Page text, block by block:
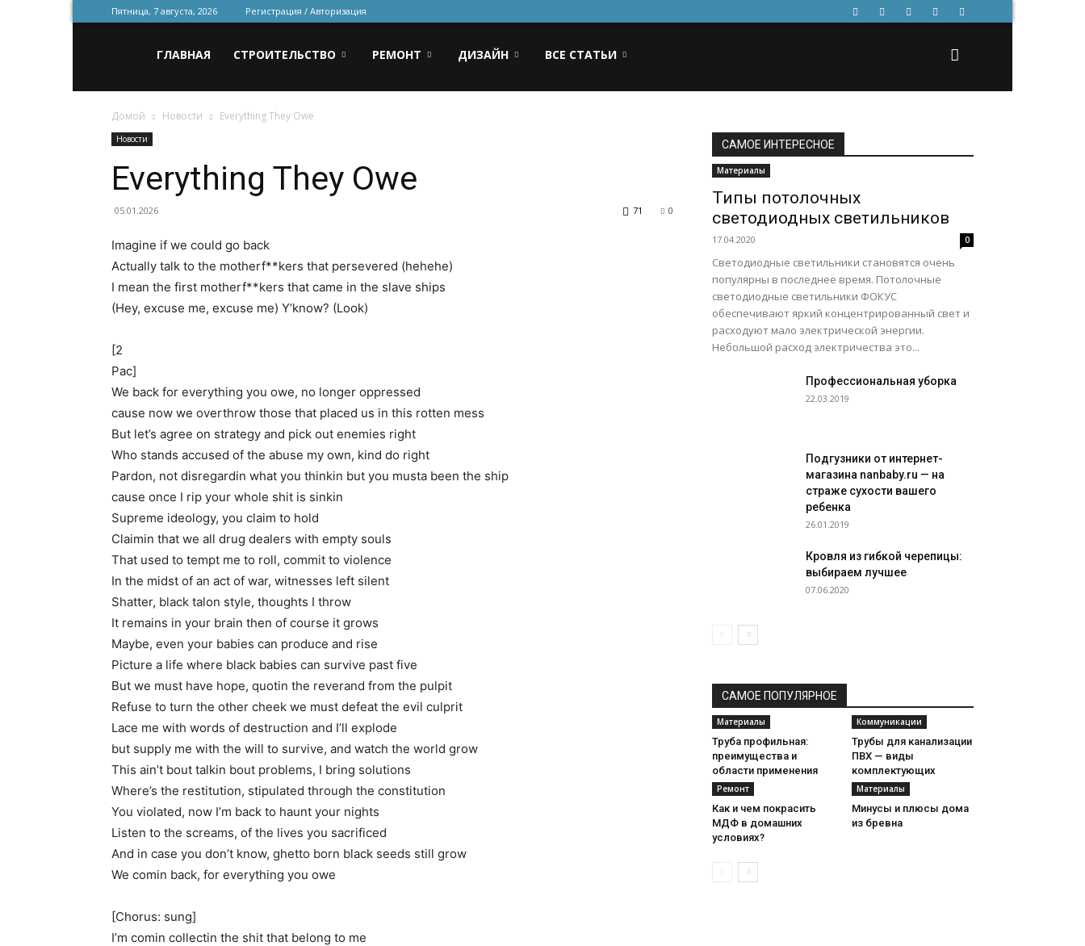
Пятница, 7 августа, 2026 Регистрация / Авторизация
для
строительства
и
ремонта
ГЛАВНАЯ СТРОИТЕЛЬСТВО РЕМОНТ ДИЗАЙН ВСЕ СТАТЬИ
Домой Новости Everything They Owe
Новости
Everything They Owe
05.01.2026 0
71
Imagine if we could go back
Actually talk to the motherf**kers that persevered (hehehe)
I mean the first motherf**kers that came in the slave ships
(Hey, excuse me, excuse me) Y’know? (Look)
[2
Pac]
We back for everything you owe, no longer oppressed
cause now we overthrow those that placed us in this rotten mess
But let’s agree on strategy and pick out enemies right
Who stands accused of the abuse my own, kind do right
Pardon, not disregardin what you thinkin but you musta been the ship
cause once I rip your whole shit is sinkin
Supreme ideology, you claim to hold
Claimin that we all drug dealers with empty souls
That used to tempt me to roll, commit to violence
In the midst of an act of war, witnesses left silent
Shatter, black talon style, thoughts I throw
It remains in your brain then of course it grows
Maybe, even your babies can produce and rise
Picture a life where black babies can survive past five
But we must have hope, quotin the reverand from the pulpit
Refuse to turn the other cheek we must defeat the evil culprit
Lace me with words of destruction and I’ll explode
but supply me with the will to survive, and watch the world grow
This ain’t bout talkin bout problems, I bring solutions
Where’s the restitution, stipulated through the constitution
You violated, now I’m back to haunt your nights
Listen to the screams, of the lives you sacrificed
And in case you don’t know, ghetto born black seeds still grow
We comin back, for everything you owe
[Chorus: sung]
I’m comin collectin the shit that belong to me
САМОЕ ИНТЕРЕСНОЕ
Материалы
Типы потолочных
светодиодных светильников
17.04.2020 0
Светодиодные светильники становятся очень
популярны в последнее время. Потолочные
светодиодные светильники ФОКУС
обеспечивают яркий концентрированный свет и
расходуют мало электрической энергии.
Небольшой расход электричества это...
Профессиональная уборка
22.03.2019
Подгузники от интернет-
магазина nanbaby.ru — на
страже сухости вашего
ребенка
26.01.2019
Кровля из гибкой черепицы:
выбираем лучшее
07.06.2020
САМОЕ ПОПУЛЯРНОЕ
Материалы
Труба профильная:
преимущества и
области применения
Коммуникации
Трубы для канализации
ПВХ — виды
комплектующих
Ремонт
Как и чем покрасить
МДФ в домашних
условиях?
Материалы
Минусы и плюсы дома
из бревна